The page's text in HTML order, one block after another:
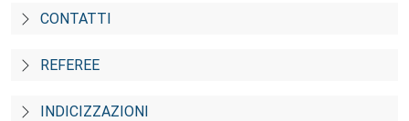
CONTATTI
REFEREE
INDICIZZAZIONI